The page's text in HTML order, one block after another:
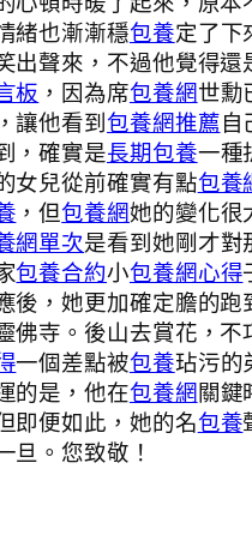
緒也漸漸穩包養定了下
出聲來，不過他覺得還
板 ，因為席包養網世勳
讓他看到包養網推薦自
，確實是長期包養一種
女兒從前確實有點包養
，但包養網她的變化很
網單次是看到她剛才對
包養合約小包養網心得
後，她更加確定膽的跑
佛寺。後山去賞花，不
一個差點被包養玷污的
的是，他在包養網關鍵
即便如此，她的名包養
旦。您致敬！